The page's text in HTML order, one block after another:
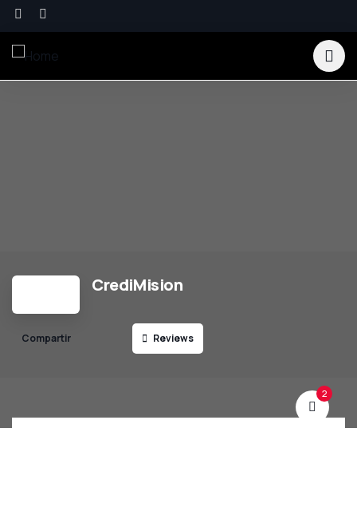
CrediMision
Reviews
2